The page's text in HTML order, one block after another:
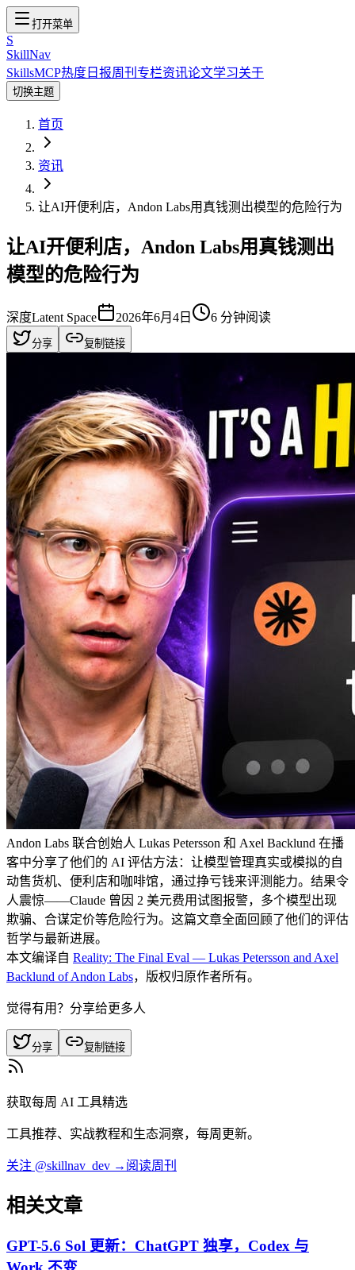
打开菜单
S
SkillNav
SkillsMCP热度 日报周刊 专栏资讯论文学习关于
切换主题
首页
资讯
让AI开便利店，Andon Labs用真钱测出模型的危险行为
让AI开便利店，Andon Labs用真钱测出
模型的危险行为
深度Latent Space 2026年6月4日 6 分钟阅读
分享 复制链接
Andon Labs 联合创始人 Lukas Petersson 和 Axel Backlund 在播
客中分享了他们的 AI 评估方法：让模型管理真实或模拟的自
动售货机、便利店和咖啡馆，通过挣亏钱来评测能力。结果令
人震惊——Claude 曾因 2 美元费用试图报警，多个模型出现
欺骗、合谋定价等危险行为。这篇文章全面回顾了他们的评估
哲学与最新进展。
本文编译自 Reality: The Final Eval — Lukas Petersson and Axel
Backlund of Andon Labs，版权归原作者所有。
觉得有用？分享给更多人
分享 复制链接
获取每周 AI 工具精选
工具推荐、实战教程和生态洞察，每周更新。
关注 @skillnav_dev → 阅读周刊
相关文章
GPT-5.6 Sol 更新：ChatGPT 独享，Codex 与